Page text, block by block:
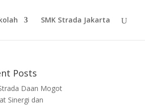
SMK Strada Jakarta
Posts
Daan Mogot
Sinergi dan